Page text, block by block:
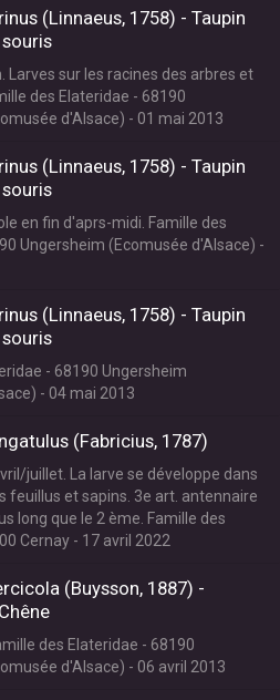
(Linnaeus, 1758) - Taupin
Larves sur les racines des arbres et
des Elateridae - 68190
d'Alsace) - 01 mai 2013
(Linnaeus, 1758) - Taupin
en fin d'aprs-midi. Famille des
Ungersheim (Ecomusée d'Alsace) -
(Linnaeus, 1758) - Taupin
- 68190 Ungersheim
- 04 mai 2013
(Fabricius, 1787)
juillet. La larve se développe dans
feuillus et sapins. 3e art. antennaire
long que le 2 ème. Famille des
Cernay - 17 avril 2022
(Buysson, 1887) -
des Elateridae - 68190
d'Alsace) - 06 avril 2013